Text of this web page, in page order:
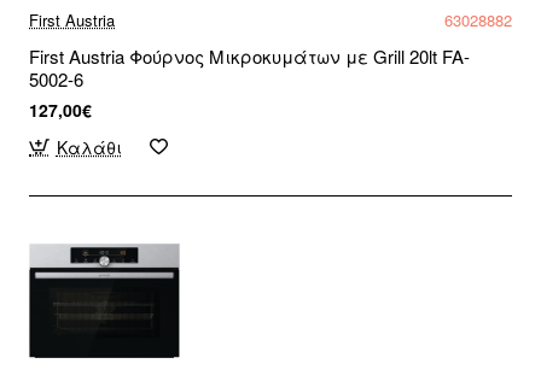
First Austria 63028882
First Austria Φούρνος Μικροκυμάτων με Grill 20lt FA-
5002-6
127,00€
Καλάθι